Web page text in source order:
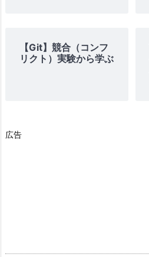
【Git】競合（コンフ
リクト）実験から学ぶ
広告